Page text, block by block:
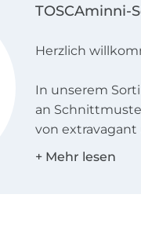
TOSCAminni-
Herzlich
In unserem
an
von
romantisch.